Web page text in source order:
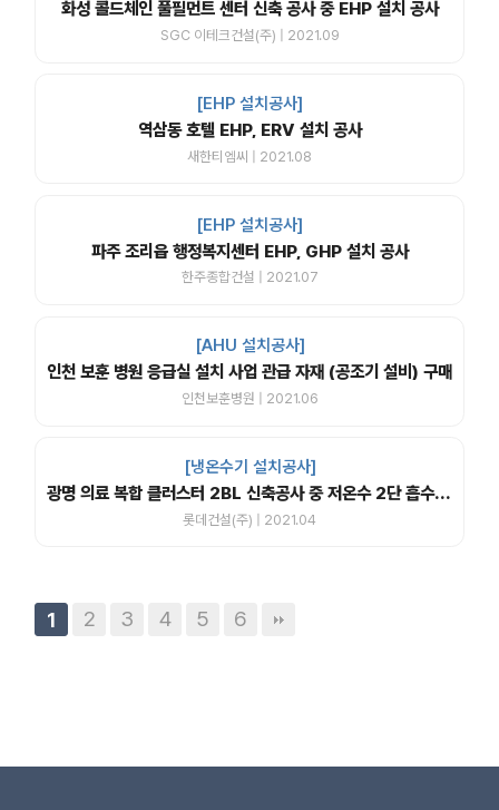
화성 콜드체인 풀필먼트 센터 신축 공사 중 EHP 설치 공사
SGC 이테크건설(주) | 2021.09
[EHP 설치공사]
역삼동 호텔 EHP, ERV 설치 공사
새한티엠씨 | 2021.08
[EHP 설치공사]
파주 조리읍 행정복지센터 EHP, GHP 설치 공사
한주종합건설 | 2021.07
[AHU 설치공사]
인천 보훈 병원 응급실 설치 사업 관급 자재 (공조기 설비) 구매
인천보훈병원 | 2021.06
[냉온수기 설치공사]
광명 의료 복합 클러스터 2BL 신축공사 중 저온수 2단 흡수식 냉동기 납품 공사
롯데건설(주) | 2021.04
1 2 3 4 5 6